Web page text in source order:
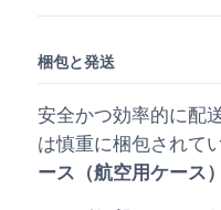
梱包と発送
安全かつ効率的に配
は慎重に梱包されて
ース（航空用ケース）